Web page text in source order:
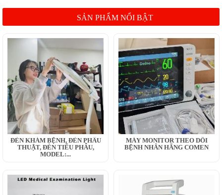
SẢN PHẨM NỔI BẬT
ĐÈN KHÁM BỆNH, ĐÈN PHẪU
THUẬT, ĐÈN TIỂU PHẪU,
MODEL:...
MÁY MONITOR THEO DÕI
BỆNH NHÂN HÃNG COMEN